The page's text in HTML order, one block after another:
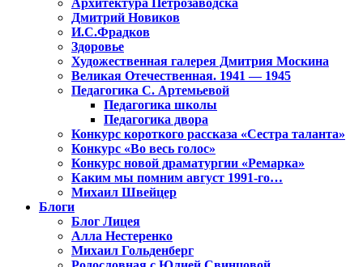
Архитектура Петрозаводска
Дмитрий Новиков
И.С.Фрадков
Здоровье
Художественная галерея Дмитрия Москина
Великая Отечественная. 1941 — 1945
Педагогика С. Артемьевой
Педагогика школы
Педагогика двора
Конкурс короткого рассказа «Сестра таланта»
Конкурс «Во весь голос»
Конкурс новой драматургии «Ремарка»
Каким мы помним август 1991-го…
Михаил Швейцер
Блоги
Блог Лицея
Алла Нестеренко
Михаил Гольденберг